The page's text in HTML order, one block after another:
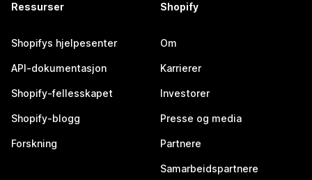
Ressurser
Shopifys hjelpesenter
API-dokumentasjon
Shopify-fellesskapet
Shopify-blogg
Forskning
Shopify
Om
Karrierer
Investorer
Presse og media
Partnere
Samarbeidspartnere